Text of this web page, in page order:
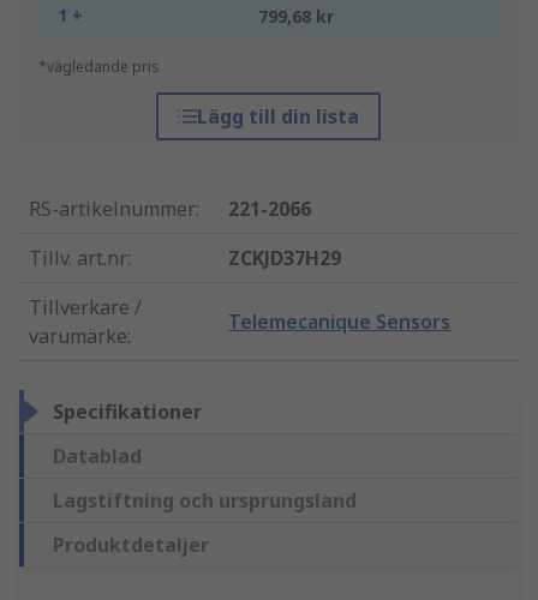
1 + 799,68 kr
*vägledande pris
Lägg till din lista
RS-artikelnummer:
221-2066
Tillv. art.nr:
ZCKJD37H29
Tillverkare /
varumärke:
Telemecanique Sensors
Specifikationer
Datablad
Lagstiftning och ursprungsland
Produktdetaljer